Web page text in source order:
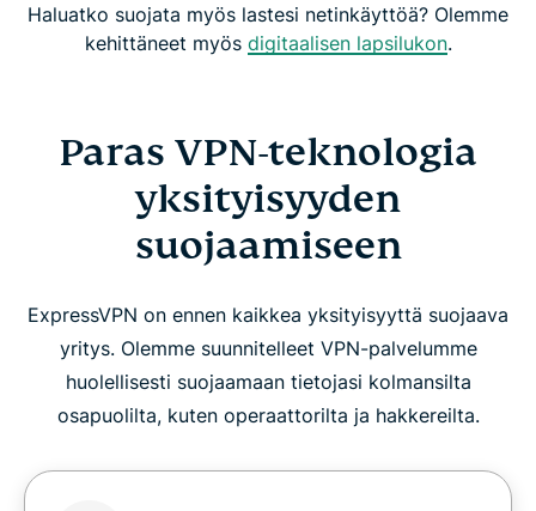
Haluatko suojata myös lastesi netinkäyttöä? Olemme
kehittäneet myös digitaalisen lapsilukon.
Paras VPN-teknologia
yksityisyyden
suojaamiseen
ExpressVPN on ennen kaikkea yksityisyyttä suojaava
yritys. Olemme suunnitelleet VPN-palvelumme
huolellisesti suojaamaan tietojasi kolmansilta
osapuolilta, kuten operaattorilta ja hakkereilta.